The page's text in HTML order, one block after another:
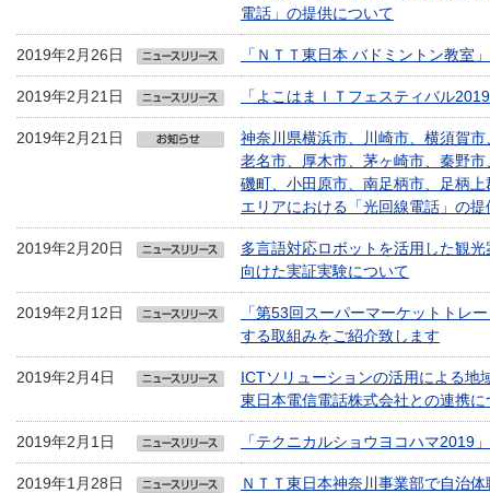
電話」の提供について
2019年2月26日 「ＮＴＴ東日本 バドミントン教室
2019年2月21日 「よこはまＩＴフェスティバル
2019年2月21日
神奈川県横浜市、川崎市、横須賀
老名市、厚木市、茅ヶ崎市、秦野
磯町、小田原市、南足柄市、足柄
エリアにおける「光回線電話」の
2019年2月20日
多言語対応ロボットを活用した観
向けた実証実験について
2019年2月12日
「第53回スーパーマーケットトレ
する取組みをご紹介致します
2019年2月4日
ICTソリューションの活用による地
東日本電信電話株式会社との連携に
2019年2月1日 「テクニカルショウヨコハマ2019
2019年1月28日
ＮＴＴ東日本神奈川事業部で自治